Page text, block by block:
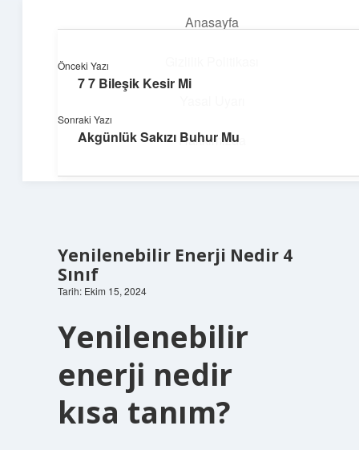
Anasayfa
Hakkımızda
Pratik Çözüm Rehberi
Hayatını kolaylaştıran zekice fikirler!
Yenilenebilir Enerji Nedir 4
Sınıf
Tarih: Ekim 15, 2024
Yenilenebilir
enerji nedir
kısa tanım?
Önceki Yazı
7 7 Bileşik Kesir Mi
Sonraki Yazı
Akgünlük Sakızı Buhur Mu